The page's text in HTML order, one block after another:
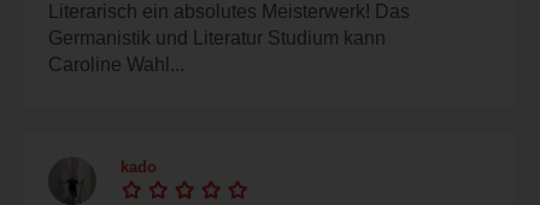
Literarisch ein absolutes Meisterwerk! Das
Germanistik und Literatur Studium kann
Caroline Wahl...
kado